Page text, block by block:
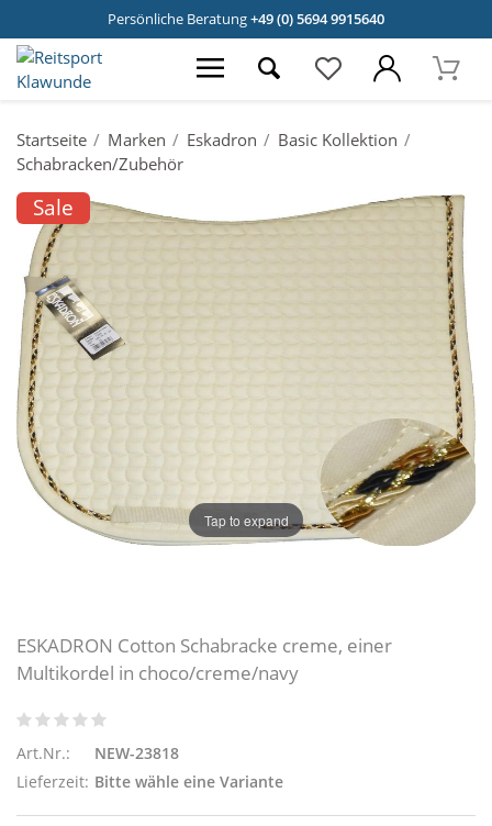
Persönliche Beratung+49 (0) 5694 9915640
Startseite Marken Eskadron
Basic Kollektion
Schabracken/Zubehör
Sale
Tap to expand
ESKADRON Cotton Schabracke creme, einer
Multikordel in choco/creme/navy
Art.Nr.:
NEW-23818
Lieferzeit: Bitte wähle eine Variante